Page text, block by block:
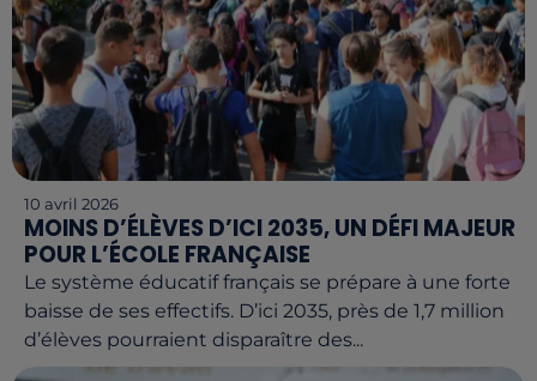
10 avril 2026
MOINS D’ÉLÈVES D’ICI 2035, UN DÉFI MAJEUR
POUR L’ÉCOLE FRANÇAISE
Le système éducatif français se prépare à une forte
baisse de ses effectifs. D’ici 2035, près de 1,7 million
d’élèves pourraient disparaître des...